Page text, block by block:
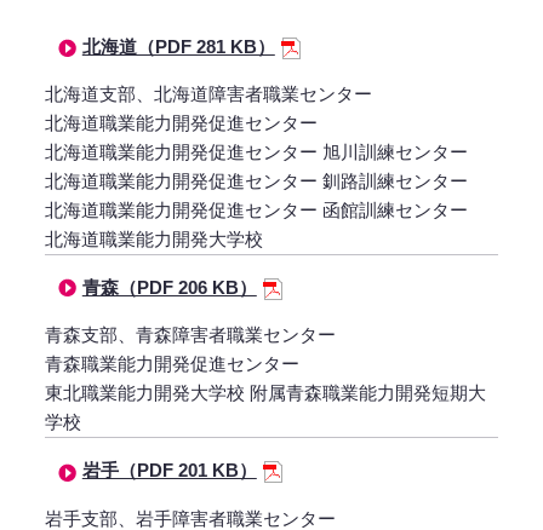
北海道（PDF 281 KB）
北海道支部、北海道障害者職業センター
北海道職業能力開発促進センター
北海道職業能力開発促進センター 旭川訓練センター
北海道職業能力開発促進センター 釧路訓練センター
北海道職業能力開発促進センター 函館訓練センター
北海道職業能力開発大学校
青森（PDF 206 KB）
青森支部、青森障害者職業センター
青森職業能力開発促進センター
東北職業能力開発大学校 附属青森職業能力開発短期大
学校
岩手（PDF 201 KB）
岩手支部、岩手障害者職業センター